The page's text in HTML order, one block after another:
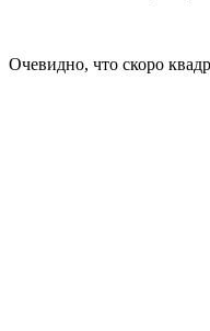
Очевидно, что скоро